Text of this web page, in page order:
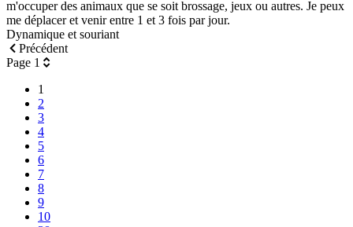
m'occuper des animaux que se soit brossage, jeux ou autres. Je peux
me déplacer et venir entre 1 et 3 fois par jour.
Dynamique et souriant
Précédent
Page 1
1
2
3
4
5
6
7
8
9
10